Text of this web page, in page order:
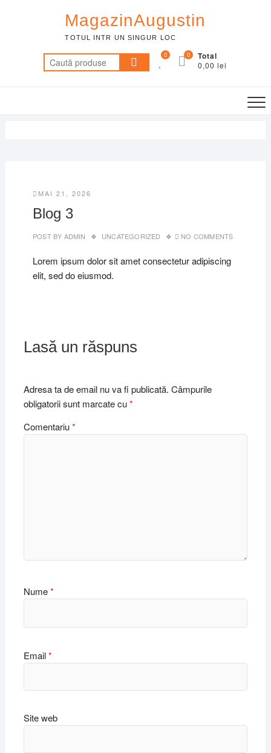
MagazinAugustin
TOTUL INTR UN SINGUR LOC
Caută
după:
0 Total
0,00 lei
0
MAI 21, 2026
Blog 3
POST BY ADMIN UNCATEGORIZED NO COMMENTS
Lorem ipsum dolor sit amet consectetur adipiscing
elit, sed do eiusmod.
Lasă un răspuns
Adresa ta de email nu va fi publicată. Câmpurile
obligatorii sunt marcate cu*
Comentariu*
Nume*
Email*
Site web